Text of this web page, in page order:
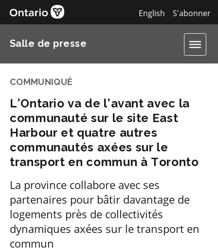
S'abonner
English
Salle de presse
COMMUNIQUÉ
L’Ontario va de l’avant avec la
communauté sur le site East
Harbour et quatre autres
communautés axées sur le
transport en commun à Toronto
La province collabore avec ses
partenaires pour bâtir davantage de
logements près de collectivités
dynamiques axées sur le transport en
commun